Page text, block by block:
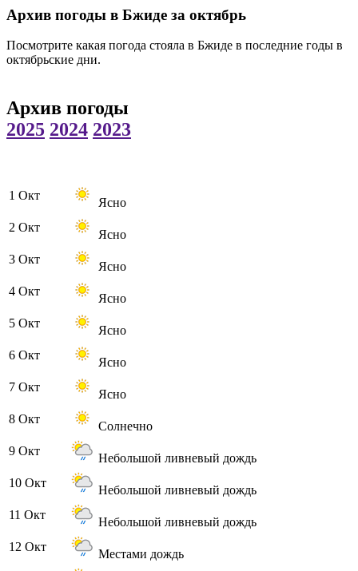
Архив погоды в Бжиде за октябрь
Посмотрите какая погода стояла в Бжиде в последние годы в
октябрьские дни.
Архив погоды
2025 2024 2023
1 Окт
Ясно
2 Окт
Ясно
3 Окт
Ясно
4 Окт
Ясно
5 Окт
Ясно
6 Окт
Ясно
7 Окт
Ясно
8 Окт
Солнечно
9 Окт
Небольшой ливневый дождь
10 Окт
Небольшой ливневый дождь
11 Окт
Небольшой ливневый дождь
12 Окт
Местами дождь